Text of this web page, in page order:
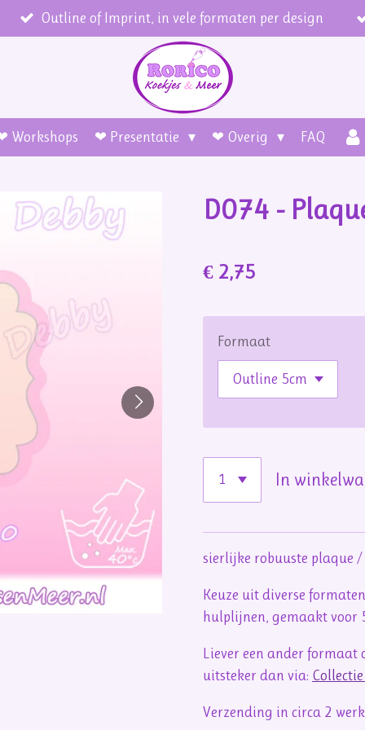
Outline of Imprint, in vele formaten per design
Workshops ❤ Presentatie ❤ Overig FAQ
D074 -
€ 2,75
Formaat
In
sierlijke robuuste plaque
Keuze uit diverse
hulplijnen, gemaakt voor
Liever een ander formaat
uitsteker dan via:
Verzending in circa 2